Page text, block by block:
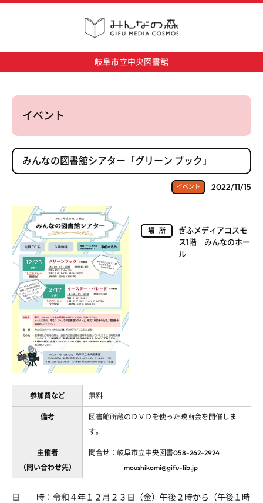
岐阜市立中央図書館
イベント
みんなの図書館シアター「グリーン ブック」
イベント 2022/11/15
場所
ぎふメディアコスモ
ス1階 みんなのホー
ル
参加費など 無料
備考
図書館所蔵のＤＶＤを使った映画会を開催しま
す。
主催者
（問い合わせ先）
問合せ：岐阜市立中央図書058-262-2924
moushikomi@gifu-lib.jp
日 時：令和４年１２月２３日（金）午後２時から（午後１時